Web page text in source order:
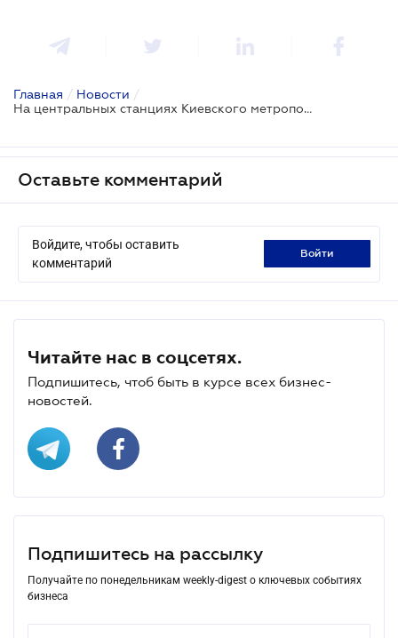
Главная / Новости /
На центральных станциях Киевского метрополитена вскоре начнется ремонт
Оставьте комментарий
Войдите, чтобы оставить
комментарий
войти
Читайте нас в соцсетях.
Подпишитесь, чтоб быть в курсе всех бизнес-
новостей.
Подпишитесь на рассылку
Получайте по понедельникам weekly-digest о ключевых событиях
бизнеса